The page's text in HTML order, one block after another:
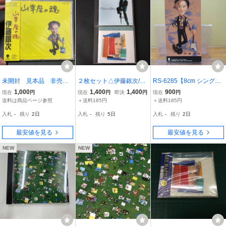
未開封 見本品 非売
品 山羊座の魂/伊藤銀
次 '12＊147
現在 1,000円
送料は商品ページ参照
入札 - 残り 2日
最安値を見る
２枚セット△伊藤銀次/ネ
イチャー・ボーイ Nature
Boy/ゲット・ハッピー GE
現在 1,400円 即決 1,400円
＋送料185円
入札 - 残り 5日
RS-6285【8cm シングル
CD】伊藤銀次 僕達のSu
mmer Days / 雨のステラ
シティポップ CITY POP /
TODT-2504
現在 900円
＋送料185円
入札 - 残り 2日
最安値を見る
NEW NEW